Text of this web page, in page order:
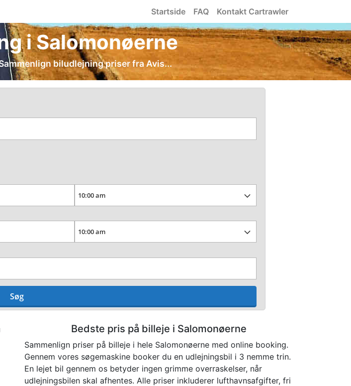
Startside FAQ Kontakt Cartrawler
i Salomonøerne
biludlejning priser fra Avis...
Søg
Bedste pris på billeje i Salomonøerne
Sammenlign priser på billeje i hele Salomonøerne med online booking.
Gennem vores søgemaskine booker du en udlejningsbil i 3 nemme trin.
En lejet bil gennem os betyder ingen grimme overraskelser, når
udlejningsbilen skal afhentes. Alle priser inkluderer lufthavnsafgifter, fri